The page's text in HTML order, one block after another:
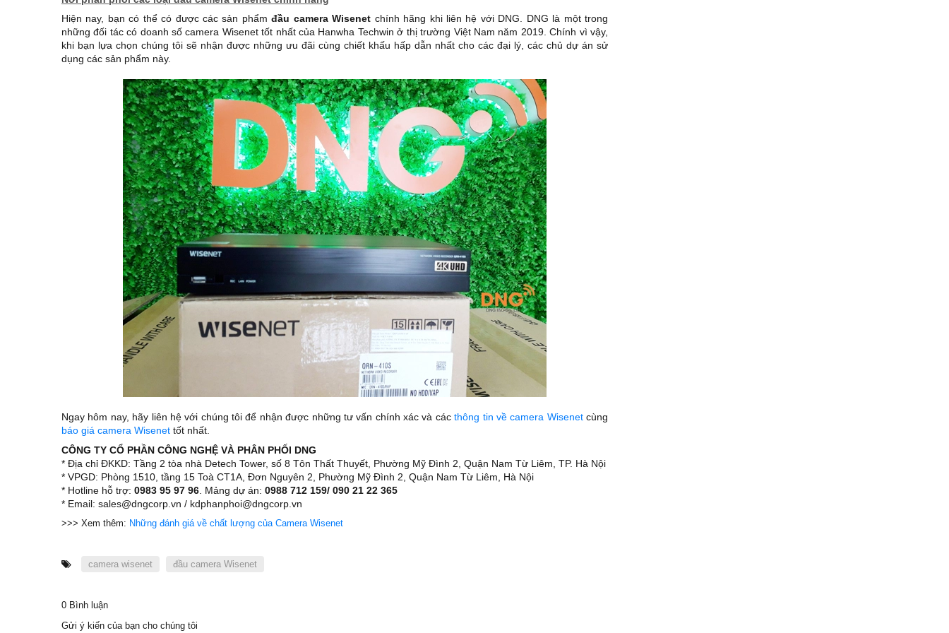
Hiện nay, bạn có thể có được các sản phẩmđầu camera Wisenet chính hãng khi liên hệ với DNG. DNG là một trong
những đối tác có doanh số camera Wisenet tốt nhất của Hanwha Techwin ở thị trường Việt Nam năm 2019. Chính vì vậy,
khi bạn lựa chọn chúng tôi sẽ nhận được những ưu đãi cùng chiết khấu hấp dẫn nhất cho các đại lý, các chủ dự án sử
dụng các sản phẩm này.
Ngay hôm nay, hãy liên hệ với chúng tôi để nhận được những tư vấn chính xác và cácthông tin về camera Wisenetcùng
báo giá camera Wisenet tốt nhất.
CÔNG TY CỔ PHẦN CÔNG NGHỆ VÀ PHÂN PHỐI DNG
* Địa chỉ ĐKKD: Tầng 2 tòa nhà Detech Tower, số 8 Tôn Thất Thuyết, Phường Mỹ Đình 2, Quận Nam Từ Liêm, TP. Hà Nội
* VPGD: Phòng 1510, tầng 15 Toà CT1A, Đơn Nguyên 2, Phường Mỹ Đình 2, Quận Nam Từ Liêm, Hà Nội
* Hotline hỗ trợ: 0983 95 97 96 . Mảng dự án: 0988 712 159/ 090 21 22 365
* Email: sales@dngcorp.vn / kdphanphoi@dngcorp.vn
>>> Xem thêm: Những đánh giá về chất lượng của Camera Wisenet
camera wisenet đầu camera Wisenet
0 Bình luận
Gửi ý kiến của bạn cho chúng tôi